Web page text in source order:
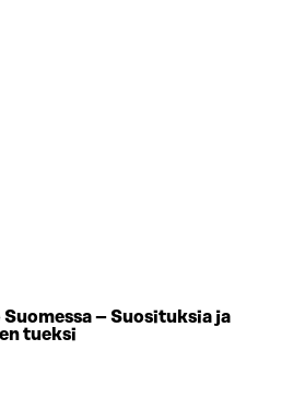
– Suosituksia ja
tueksi